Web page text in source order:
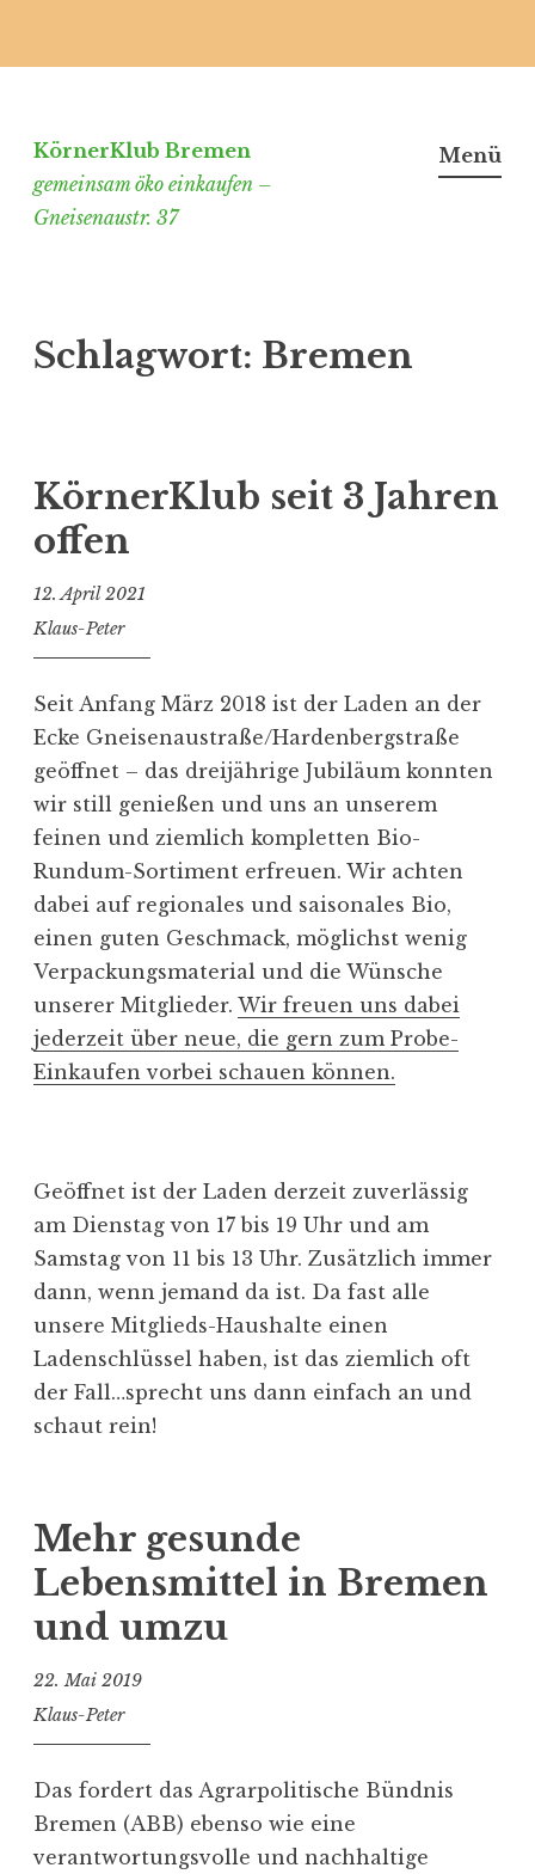
springen
KörnerKlub Bremen
gemeinsam öko einkaufen –
Gneisenaustr. 37
Menü
Schlagwort: Bremen
KörnerKlub seit 3 Jahren
offen
12. April 2021
Klaus-Peter
Seit Anfang März 2018 ist der Laden an der
Ecke Gneisenaustraße/Hardenbergstraße
geöffnet – das dreijährige Jubiläum konnten
wir still genießen und uns an unserem
feinen und ziemlich kompletten Bio-
Rundum-Sortiment erfreuen. Wir achten
dabei auf regionales und saisonales Bio,
einen guten Geschmack, möglichst wenig
Verpackungsmaterial und die Wünsche
unserer Mitglieder. Wir freuen uns dabei
jederzeit über neue, die gern zum Probe-
Einkaufen vorbei schauen können.
Geöffnet ist der Laden derzeit zuverlässig
am Dienstag von 17 bis 19 Uhr und am
Samstag von 11 bis 13 Uhr. Zusätzlich immer
dann, wenn jemand da ist. Da fast alle
unsere Mitglieds-Haushalte einen
Ladenschlüssel haben, ist das ziemlich oft
der Fall…sprecht uns dann einfach an und
schaut rein!
Mehr gesunde
Lebensmittel in Bremen
und umzu
22. Mai 2019
Klaus-Peter
Das fordert das Agrarpolitische Bündnis
Bremen (ABB) ebenso wie eine
verantwortungsvolle und nachhaltige